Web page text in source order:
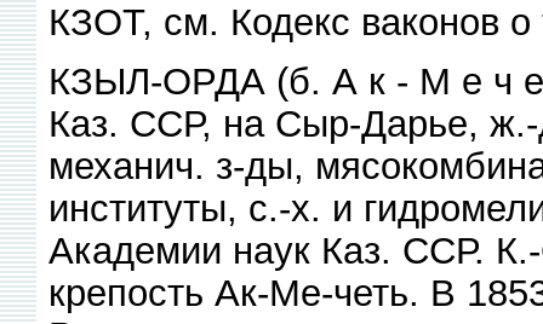
КЗОТ, см. Кодекс ваконов о
КЗЫЛ-ОРДА (б. А к - М е ч е
Каз. ССР, на Сыр-Дарье, ж.-
механич. з-ды,
институты, с.-х. и
Академии наук Каз. ССР.
крепость Ак-Ме-четь. В